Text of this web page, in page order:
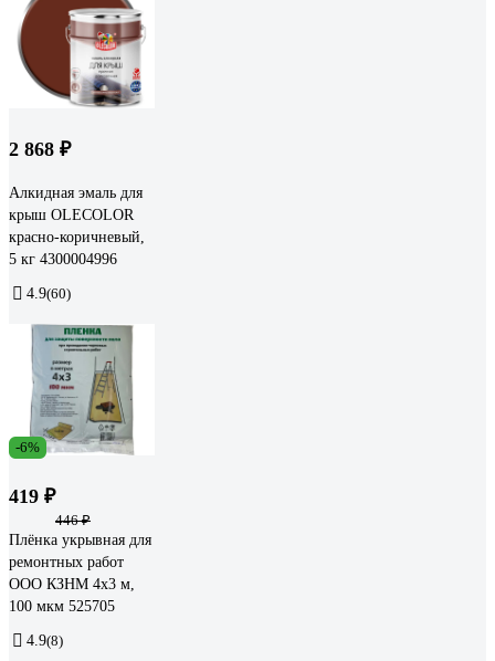
2 868 ₽
Алкидная эмаль для
крыш OLECOLOR
красно-коричневый,
5 кг 4300004996
4.9(60)
-6%
419 ₽
446 ₽
Плёнка укрывная для
ремонтных работ
ООО КЗНМ 4x3 м,
100 мкм 525705
4.9(8)